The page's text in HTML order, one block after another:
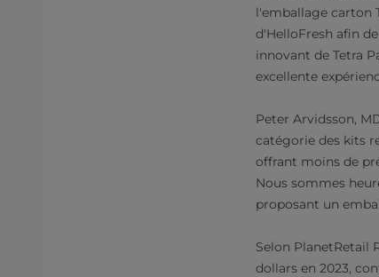
l'emballage carton
d'HelloFresh afin
innovant de Tetra
excellente
Peter Arvidsson,
catégorie des kits
offrant moins de
Nous sommes
proposant un
Selon PlanetRetail
dollars en 2023,